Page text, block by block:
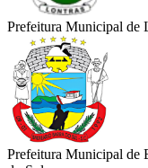
Prefeitura Municipal de
Prefeitura Municipal de